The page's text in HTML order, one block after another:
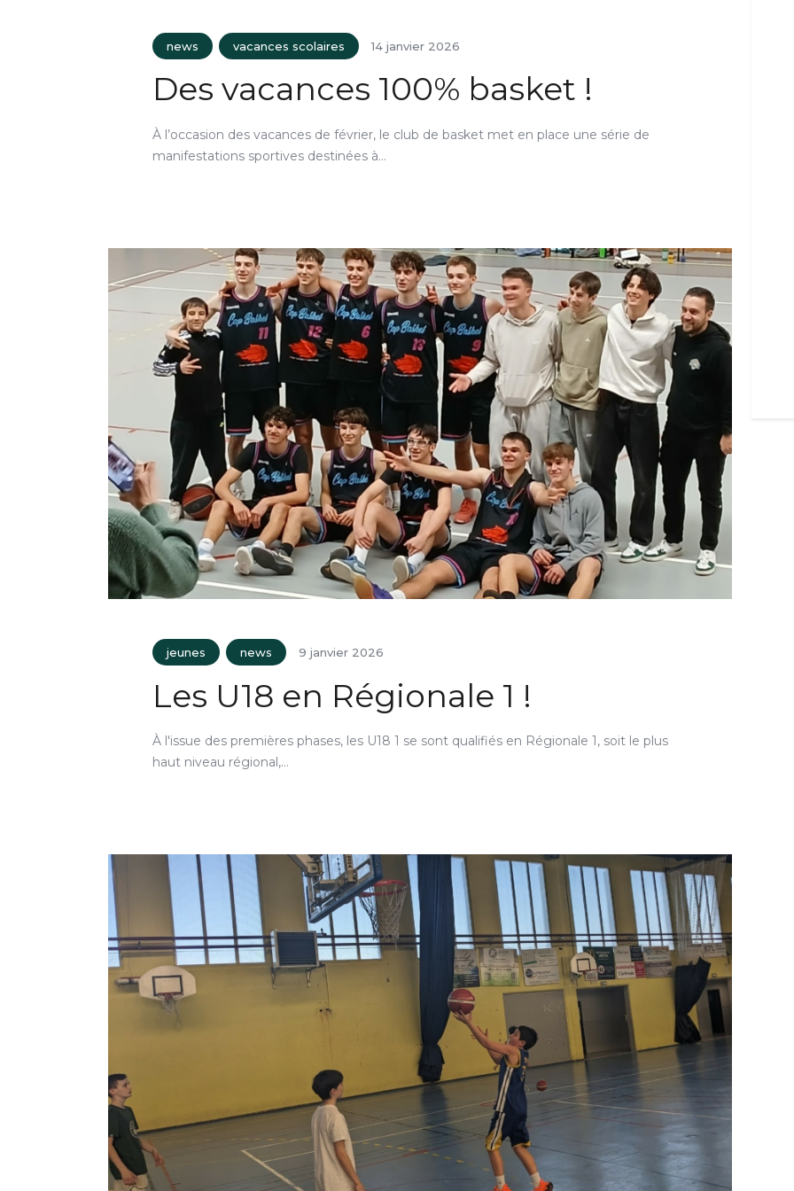
news vacances scolaires 14 janvier 2026
Des vacances 100% basket !
À l’occasion des vacances de février, le club de basket met en place une série de
manifestations sportives destinées à…
jeunes news 9 janvier 2026
Les U18 en Régionale 1 !
À l'issue des premières phases, les U18 1 se sont qualifiés en Régionale 1, soit le plus
haut niveau régional,…